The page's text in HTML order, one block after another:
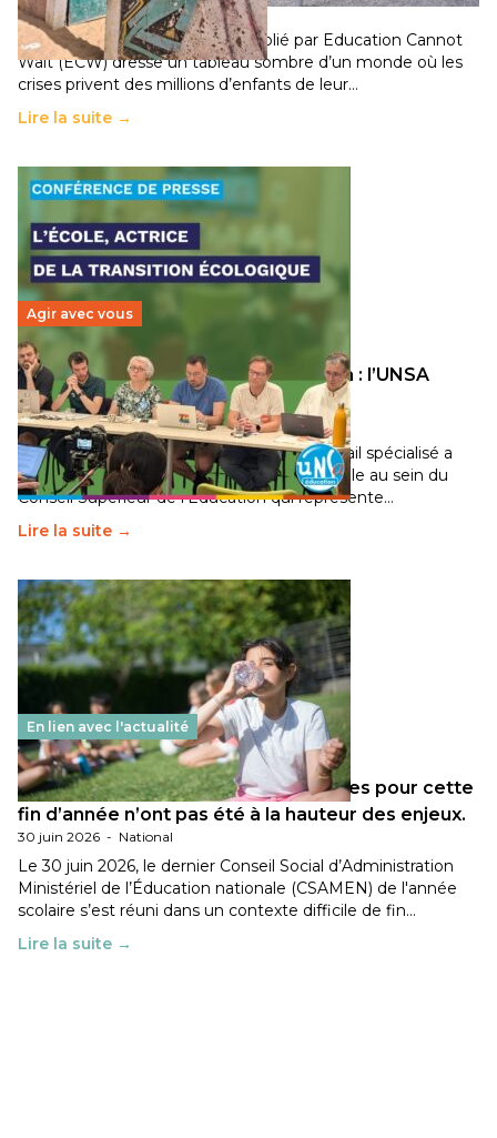
11 juillet 2026- National
Un nouveau rapport mondial publié par Education Cannot
Wait (ECW) dresse un tableau sombre d’un monde où les
crises privent des millions d’enfants de leur…
Lire la suite →
Agir avec vous
Transition écologique de l’éducation : l’UNSA
Éducation fait bouger les lignes
30 juin 2026-National
Pendant plusieurs mois, un groupe de travail spécialisé a
travaillé sur la transition écologique de l’Ecole au sein du
Conseil Supérieur de l’Éducation qui représente…
Lire la suite →
En lien avec l'actualité
Les décisions ministérielles attendues pour cette
fin d’année n’ont pas été à la hauteur des enjeux.
30 juin 2026 - National
Le 30 juin 2026, le dernier Conseil Social d’Administration
Ministériel de l’Éducation nationale (CSAMEN) de l'année
scolaire s’est réuni dans un contexte difficile de fin…
Lire la suite →